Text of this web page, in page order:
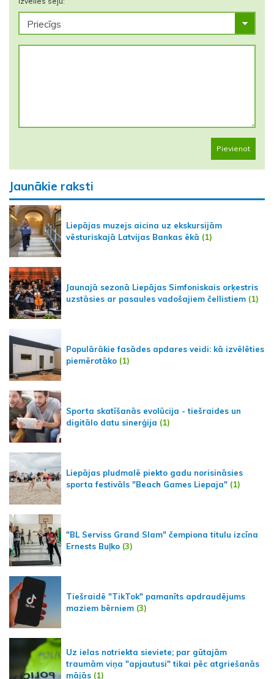
Pievienot
Jaunākie raksti
Liepājas muzejs aicina uz ekskursijām
vēsturiskajā Latvijas Bankas ēkā (1)
Jaunajā sezonā Liepājas Simfoniskais orķestris
uzstāsies ar pasaules vadošajiem čellistiem (1)
Populārākie fasādes apdares veidi: kā izvēlēties
piemērotāko (1)
Sporta skatīšanās evolūcija - tiešraides un
digitālo datu sinerģija (1)
Liepājas pludmalē piekto gadu norisināsies
sporta festivāls "Beach Games Liepaja" (1)
"BL Serviss Grand Slam" čempiona titulu izcīna
Ernests Buļko (3)
Tiešraidē "TikTok" pamanīts apdraudējums
maziem bērniem (3)
Uz ielas notriekta sieviete; par gūtajām
traumām viņa "apjautusi" tikai pēc atgriešanās
mājās (1)